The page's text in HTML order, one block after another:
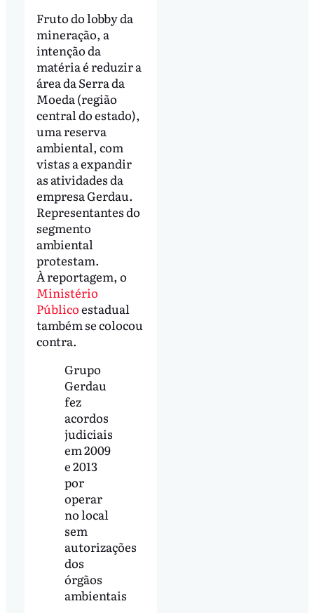
Fruto do lobby da
mineração, a
intenção da
matéria é reduzir a
área da Serra da
Moeda (região
central do estado),
uma reserva
ambiental, com
vistas a expandir
as atividades da
empresa Gerdau.
Representantes do
segmento
ambiental
protestam.
À reportagem, o
Ministério
Públicoestadual
também se colocou
contra.
Grupo
Gerdau
fez
acordos
judiciais
em 2009
e 2013
por
operar
no local
sem
autorizações
dos
órgãos
ambientais